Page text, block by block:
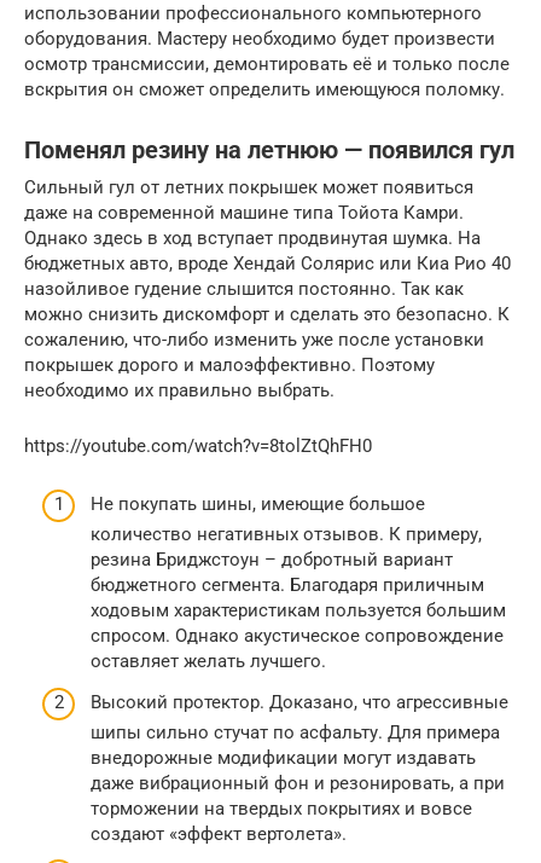
использовании профессионального компьютерного
оборудования. Мастеру необходимо будет произвести
осмотр трансмиссии, демонтировать её и только после
вскрытия он сможет определить имеющуюся поломку.
Поменял резину на летнюю — появился гул
Сильный гул от летних покрышек может появиться
даже на современной машине типа Тойота Камри.
Однако здесь в ход вступает продвинутая шумка. На
бюджетных авто, вроде Хендай Солярис или Киа Рио 40
назойливое гудение слышится постоянно. Так как
можно снизить дискомфорт и сделать это безопасно. К
сожалению, что-либо изменить уже после установки
покрышек дорого и малоэффективно. Поэтому
необходимо их правильно выбрать.
https://youtube.com/watch?v=8tolZtQhFH0
Не покупать шины, имеющие большое
количество негативных отзывов. К примеру,
резина Бриджстоун – добротный вариант
бюджетного сегмента. Благодаря приличным
ходовым характеристикам пользуется большим
спросом. Однако акустическое сопровождение
оставляет желать лучшего.
Высокий протектор. Доказано, что агрессивные
шипы сильно стучат по асфальту. Для примера
внедорожные модификации могут издавать
даже вибрационный фон и резонировать, а при
торможении на твердых покрытиях и вовсе
создают «эффект вертолета».